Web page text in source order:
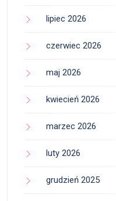
lipiec 2026
czerwiec 2026
maj 2026
kwiecień 2026
marzec 2026
luty 2026
grudzień 2025